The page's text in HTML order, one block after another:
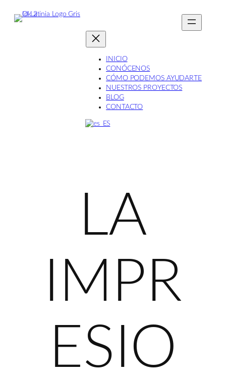
INICIO
CONÓCENOS
CÓMO PODEMOS AYUDARTE
NUESTROS PROYECTOS
BLOG
CONTACTO
LA
IMPR
ESIO